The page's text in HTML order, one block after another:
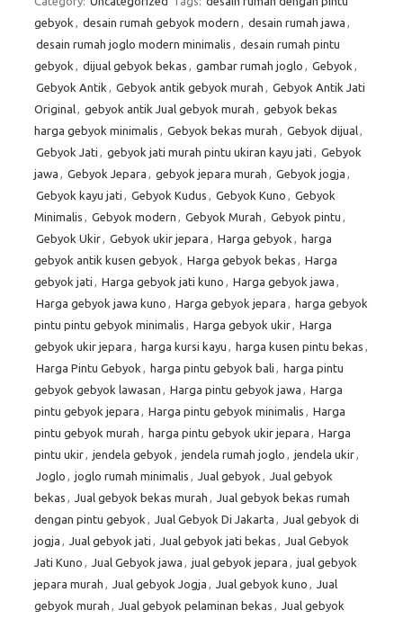
gebyok , desain rumah gebyok modern , desain rumah jawa ,
desain rumah joglo modern minimalis , desain rumah pintu
gebyok , dijual gebyok bekas , gambar rumah joglo , Gebyok ,
Gebyok Antik , Gebyok antik gebyok murah , Gebyok Antik Jati
Original, gebyok antik Jual gebyok murah , gebyok bekas
harga gebyok minimalis , Gebyok bekas murah , Gebyok dijual,
Gebyok Jati , gebyok jati murah pintu ukiran kayu jati , Gebyok
jawa , Gebyok Jepara , gebyok jepara murah , Gebyok jogja ,
Gebyok kayu jati , Gebyok Kudus , Gebyok Kuno , Gebyok
Minimalis , Gebyok modern , Gebyok Murah , Gebyok pintu ,
Gebyok Ukir, Gebyok ukir jepara , Harga gebyok , harga
gebyok antik kusen gebyok , Harga gebyok bekas , Harga
gebyok jati , Harga gebyok jati kuno , Harga gebyok jawa ,
Harga gebyok jawa kuno , Harga gebyok jepara , harga gebyok
pintu pintu gebyok minimalis , Harga gebyok ukir, Harga
gebyok ukir jepara , harga kursi kayu , harga kusen pintu bekas ,
Harga Pintu Gebyok , harga pintu gebyok bali , harga pintu
gebyok gebyok lawasan , Harga pintu gebyok jawa , Harga
pintu gebyok jepara , Harga pintu gebyok minimalis , Harga
pintu gebyok murah , harga pintu gebyok ukir jepara , Harga
pintu ukir, jendela gebyok , jendela rumah joglo , jendela ukir,
Joglo , joglo rumah minimalis , Jual gebyok , Jual gebyok
bekas , Jual gebyok bekas murah , Jual gebyok bekas rumah
dengan pintu gebyok , Jual Gebyok Di Jakarta , Jual gebyok di
jogja , Jual gebyok jati , Jual gebyok jati bekas , Jual Gebyok
Jati Kuno , Jual Gebyok jawa , jual gebyok jepara , jual gebyok
jepara murah , Jual gebyok Jogja , Jual gebyok kuno , Jual
gebyok murah , Jual gebyok pelaminan bekas , Jual gebyok